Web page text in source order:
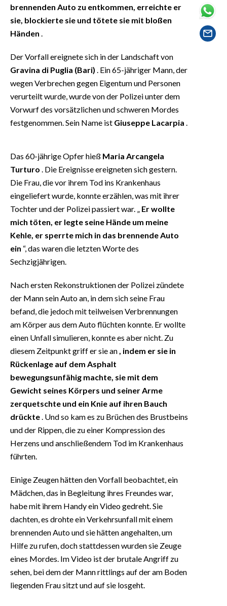
VIDEO
ABBONATI
ANNUNCI
NECROLOGI
PUBBLICITÀ
SPIAGGE
brennenden Auto zu entkommen, erreichte er
sie, blockierte sie und tötete sie mit bloßen
Händen
Der Vorfall ereignete sich in der Landschaft von
Gravina di Puglia (Bari) . Ein 65-jähriger Mann, der
wegen Verbrechen gegen Eigentum und Personen
verurteilt wurde, wurde von der Polizei unter dem
Vorwurf des vorsätzlichen und schweren Mordes
festgenommen. Sein Name ist Giuseppe Lacarpia
Das 60-jährige Opfer hieß Maria Arcangela
Turturo . Die Ereignisse ereigneten sich gestern.
Die Frau, die vor ihrem Tod ins Krankenhaus
eingeliefert wurde, konnte erzählen, was mit ihrer
Tochter und der Polizei passiert war. „ Er wollte
mich töten, er legte seine Hände um meine
Kehle, er sperrte mich in das brennende Auto
ein “, das waren die letzten Worte des
Sechzigjährigen.
Nach ersten Rekonstruktionen der Polizei zündete
der Mann sein Auto an, in dem sich seine Frau
befand, die jedoch mit teilweisen Verbrennungen
am Körper aus dem Auto flüchten konnte. Er wollte
einen Unfall simulieren, konnte es aber nicht. Zu
diesem Zeitpunkt griff er sie an , indem er sie in
Rückenlage auf dem Asphalt
bewegungsunfähig machte, sie mit dem
Gewicht seines Körpers und seiner Arme
zerquetschte und ein Knie auf ihren Bauch
drückte . Und so kam es zu Brüchen des Brustbeins
und der Rippen, die zu einer Kompression des
Herzens und anschließendem Tod im Krankenhaus
führten.
Einige Zeugen hätten den Vorfall beobachtet, ein
Mädchen, das in Begleitung ihres Freundes war,
habe mit ihrem Handy ein Video gedreht. Sie
dachten, es drohte ein Verkehrsunfall mit einem
brennenden Auto und sie hätten angehalten, um
Hilfe zu rufen, doch stattdessen wurden sie Zeuge
eines Mordes. Im Video ist der brutale Angriff zu
sehen, bei dem der Mann rittlings auf der am Boden
liegenden Frau sitzt und auf sie losgeht.